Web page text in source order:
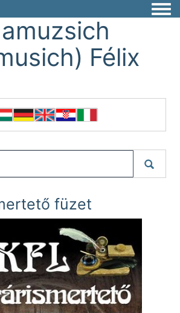
Félix
füzet